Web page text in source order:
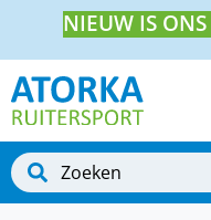
NIEUW IS ONS